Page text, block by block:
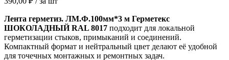
Лента герметиз. ЛМ.Ф.100мм*3 м Герметекс
ШОКОЛАДНЫЙ RAL 8017 подходит для локальной
герметизации стыков, примыканий и соединений.
Компактный формат и нейтральный цвет делают её удобной
для точечных монтажных и ремонтных задач.